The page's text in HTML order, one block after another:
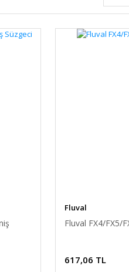
Fluval
Fluval FX4/FX5/
617,06 TL